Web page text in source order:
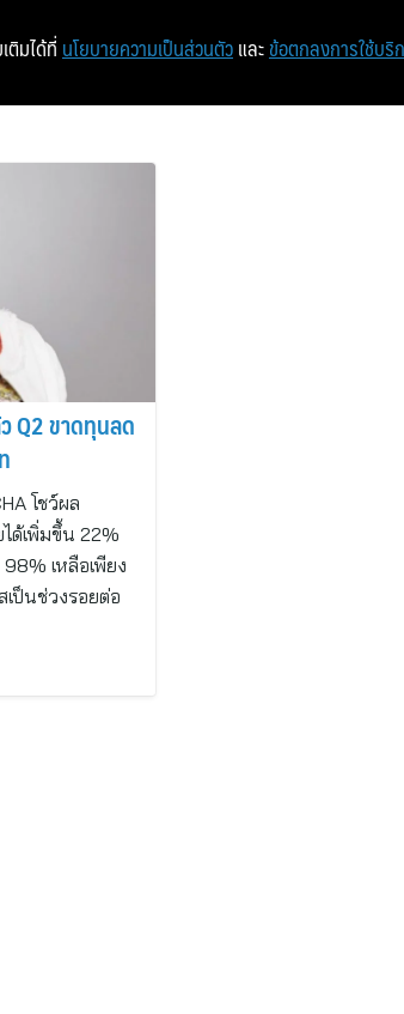
หน้าแรก ท่องเที่ยว
Q2 ขาดทุนลด
โชว์ผล
ด้เพิ่มขึ้น 22%
เหลือเพียง
เป็นช่วงรอยต่อ
ติมได้ที่ นโยบายความเป็นส่วนตัว และ ข้อตกลงการใช้บริ